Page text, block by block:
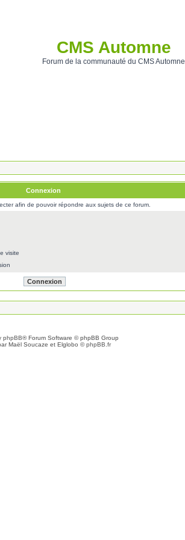
CMS Automne
Forum de la communauté du CMS Automne
Connexion
afin de pouvoir répondre aux sujets de ce forum.
visite
phpBB® Forum Software © phpBB Group
Maël Soucaze et Elglobo ©phpBB.fr